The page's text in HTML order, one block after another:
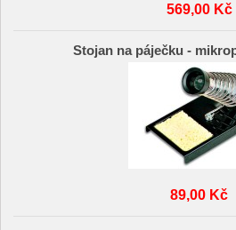
569,00 Kč
Stojan na páječku -
89,00 Kč